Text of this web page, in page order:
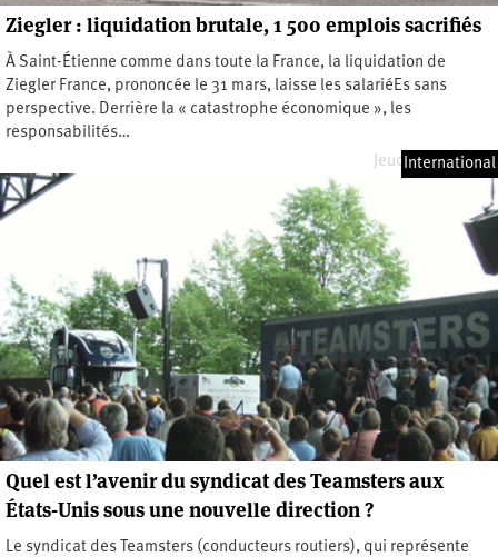
Ziegler : liquidation brutale, 1 500 emplois sacrifiés
À Saint-Étienne comme dans toute la France, la liquidation de
Ziegler France, prononcée le 31 mars, laisse les salariéEs sans
perspective. Derrière la « catastrophe économique », les
responsabilités…
Jeudi 2 avril 2026
International
Quel est l’avenir du syndicat des Teamsters aux
États-Unis sous une nouvelle direction ?
Le syndicat des Teamsters (conducteurs routiers), qui représente